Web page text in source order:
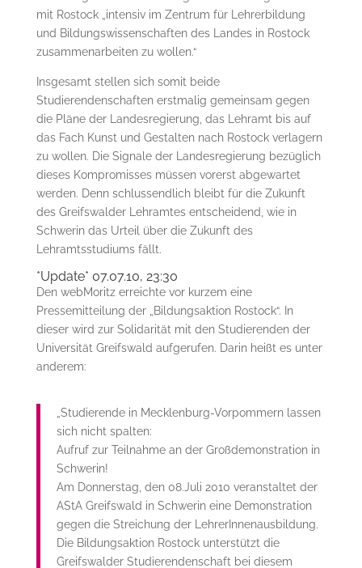
mit Rostock „intensiv im Zentrum für Lehrerbildung
und Bildungswissenschaften des Landes in Rostock
zusammenarbeiten zu wollen.“
Insgesamt stellen sich somit beide
Studierendenschaften erstmalig gemeinsam gegen
die Pläne der Landesregierung, das Lehramt bis auf
das Fach Kunst und Gestalten nach Rostock verlagern
zu wollen. Die Signale der Landesregierung bezüglich
dieses Kompromisses müssen vorerst abgewartet
werden. Denn schlussendlich bleibt für die Zukunft
des Greifswalder Lehramtes entscheidend, wie in
Schwerin das Urteil über die Zukunft des
Lehramtsstudiums fällt.
*Update* 07.07.10, 23:30
Den webMoritz erreichte vor kurzem eine
Pressemitteilung der „Bildungsaktion Rostock“. In
dieser wird zur Solidarität mit den Studierenden der
Universität Greifswald aufgerufen. Darin heißt es unter
anderem:
„Studierende in Mecklenburg-Vorpommern lassen
sich nicht spalten:
Aufruf zur Teilnahme an der Großdemonstration in
Schwerin!
Am Donnerstag, den 08.Juli 2010 veranstaltet der
AStA Greifswald in Schwerin eine Demonstration
gegen die Streichung der LehrerInnenausbildung.
Die Bildungsaktion Rostock unterstützt die
Greifswalder Studierendenschaft bei diesem